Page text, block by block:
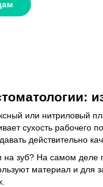
или нитриловый
сухость рабочего
действительно
зуб? На самом деле
материал и